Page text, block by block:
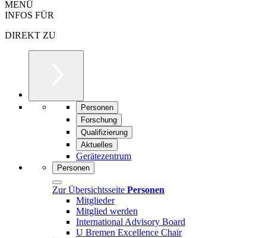
MENÜ
INFOS FÜR
DIREKT ZU
Personen
Forschung
Qualifizierung
Aktuelles
Gerätezentrum
Personen
Zur Übersichtsseite Personen
Mitglieder
Mitglied werden
International Advisory Board
U Bremen Excellence Chair